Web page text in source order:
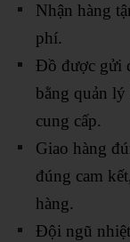
Nhận hàng
phí.
Đồ được gửi
bằng quản
cung cấp.
Giao hàng
đúng cam
hàng.
Đội ngũ